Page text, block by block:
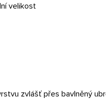
velikost
zvlášť přes bavlněný